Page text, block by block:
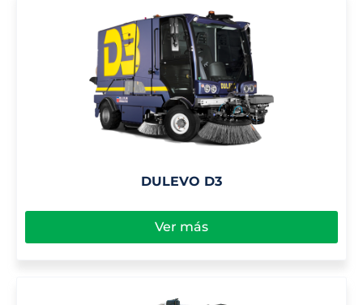
DULEVO D3
Ver más